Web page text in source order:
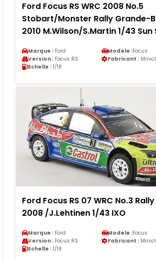
Ford Focus RS WRC 2008 No.5
Stobart/Monster Rally Grande-
2010 M.Wilson/S.Martin 1/43 Sun
Marque : Ford Modele :Focus
Version : Focus RS Fabricant :
Echelle : 1/18
Ford Focus RS 07 WRC No.3
2008 /J.Lehtinen 1/43 IXO
Marque : Ford Modele :Focus
Version : Focus RS Fabricant :
Echelle : 1/18